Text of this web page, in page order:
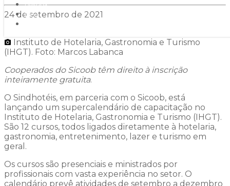
Releases
Blog
24 de setembro de 2021
Instituto de Hotelaria, Gastronomia e Turismo
(IHGT). Foto: Marcos Labanca
Cooperados do Sicoob têm direito à inscrição
inteiramente gratuita.
O Sindhotéis, em parceria com o Sicoob, está
lançando um supercalendário de capacitação no
Instituto de Hotelaria, Gastronomia e Turismo (IHGT).
São 12 cursos, todos ligados diretamente à hotelaria,
gastronomia, entretenimento, lazer e turismo em
geral.
Os cursos são presenciais e ministrados por
profissionais com vasta experiência no setor. O
calendário prevê atividades de setembro a dezembro